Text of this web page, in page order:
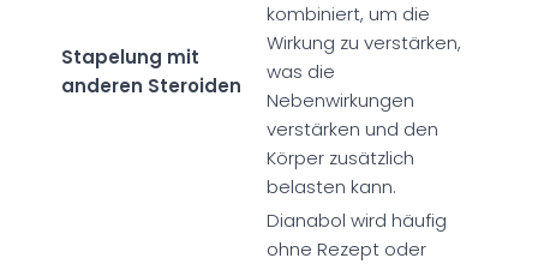
Stapelung mit
anderen Steroiden
kombiniert, um die
Wirkung zu verstärken,
was die
Nebenwirkungen
verstärken und den
Körper zusätzlich
belasten kann.
Dianabol wird häufig
ohne Rezept oder